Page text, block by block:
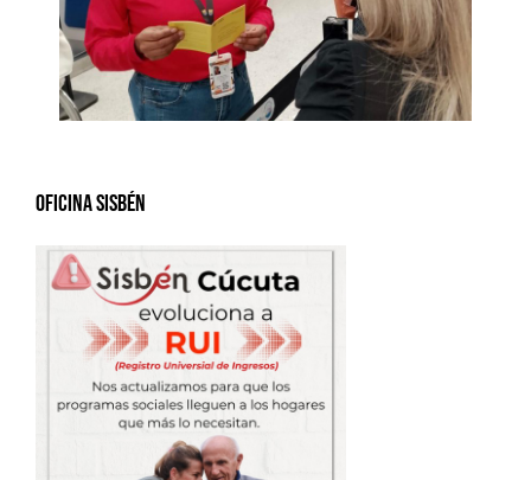
Oficina Sisbén